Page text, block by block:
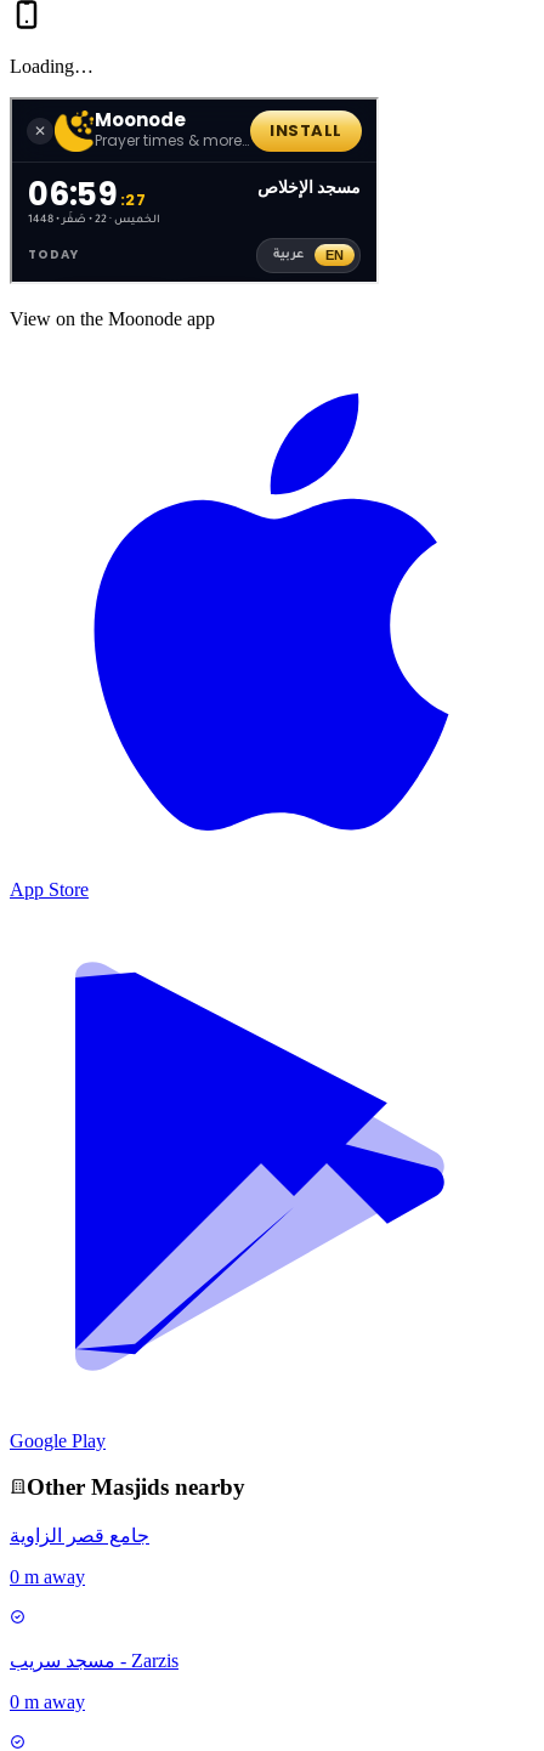
Loading…
View on the Moonode app
App Store
Google Play
Other Masjids nearby
جامع قصر الزاوية
0 m away
مسجد سريب - Zarzis
0 m away